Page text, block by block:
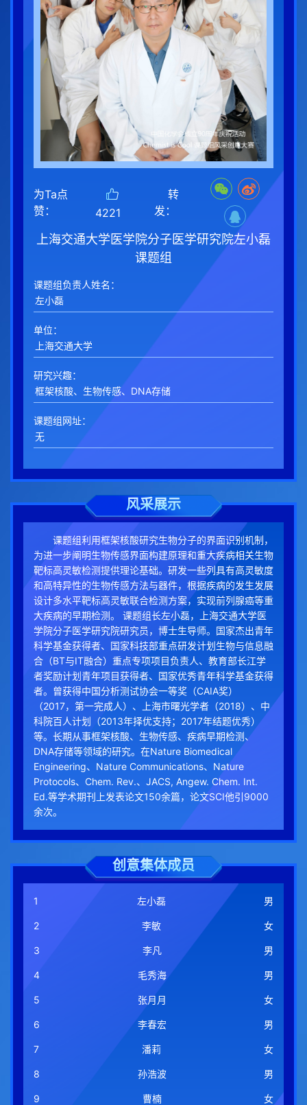
为Ta点
赞：
4221
转
发：
上海交通大学医学院分子医学研究院左小磊
课题组
课题组负责人姓名：
单位：
研究兴趣：
课题组网址：
风采展示
课题组利用框架核酸研究生物分子的界面识别机制，
为进一步阐明生物传感界面构建原理和重大疾病相关生物
靶标高灵敏检测提供理论基础。研发一些列具有高灵敏度
和高特异性的生物传感方法与器件，根据疾病的发生发展
设计多水平靶标高灵敏联合检测方案，实现前列腺癌等重
大疾病的早期检测。 课题组长左小磊，上海交通大学医
学院分子医学研究院研究员，博士生导师。国家杰出青年
科学基金获得者、国家科技部重点研发计划生物与信息融
合（BT与IT融合）重点专项项目负责人、教育部长江学
者奖励计划青年项目获得者、国家优秀青年科学基金获得
者。曾获得中国分析测试协会一等奖（CAIA奖）
（2017，第一完成人）、上海市曙光学者（2018）、中
科院百人计划（2013年择优支持；2017年结题优秀）
等。长期从事框架核酸、生物传感、疾病早期检测、
DNA存储等领域的研究。在Nature Biomedical
Engineering、Nature Communications、Nature
Protocols、Chem. Rev.、JACS, Angew. Chem. Int.
Ed.等学术期刊上发表论文150余篇，论文SCI他引9000
余次。
创意集体成员
1 左小磊 男
2 李敏 女
3 李凡 男
4 毛秀海 男
5 张月月 女
6 李春宏 男
7 潘莉 女
8 孙浩波 男
9 曹楠 女